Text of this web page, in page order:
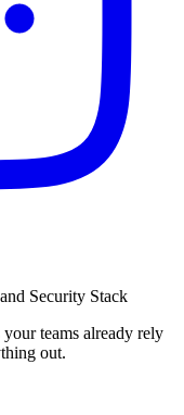
Security Stack
your teams already rely
out.